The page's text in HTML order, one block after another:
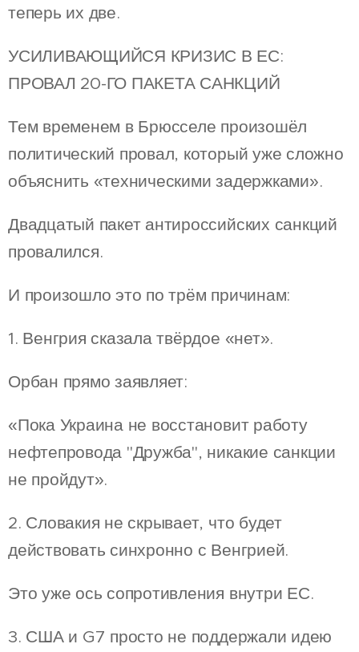
теперь их две.
УСИЛИВАЮЩИЙСЯ КРИЗИС В ЕС:
ПРОВАЛ 20-ГО ПАКЕТА САНКЦИЙ
Тем временем в Брюсселе произошёл
политический провал, который уже сложно
объяснить «техническими задержками».
Двадцатый пакет антироссийских санкций
провалился.
И произошло это по трём причинам:
1. Венгрия сказала твёрдое «нет».
Орбан прямо заявляет:
«Пока Украина не восстановит работу
нефтепровода "Дружба", никакие санкции
не пройдут».
2. Словакия не скрывает, что будет
действовать синхронно с Венгрией.
Это уже ось сопротивления внутри ЕС.
3. США и G7 просто не поддержали идею